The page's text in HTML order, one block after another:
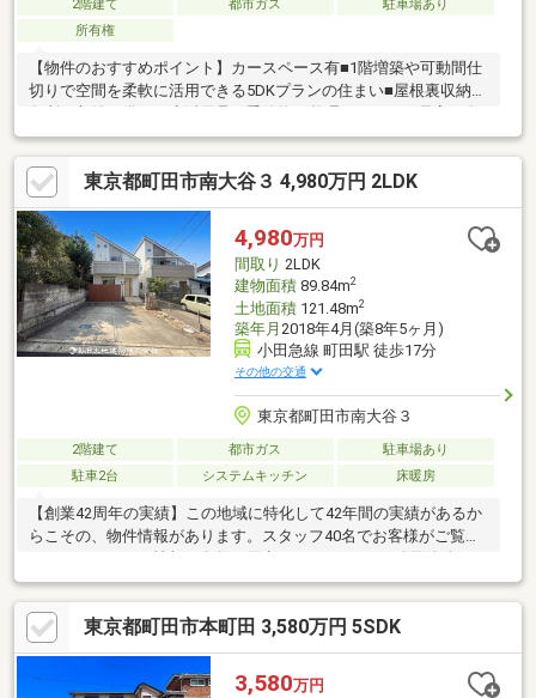
2階建て 都市ガス
駐車場あり
所有権
【物件のおすすめポイント】カースペース有■1階増築や可動間仕
切りで空間を柔軟に活用できる5DKプランの住まい■屋根裏収納や
効に使える設計■庭は駐車スペースの奥に位置し、外部からの視
線が届きにくいプライバシー性の高い空間【周辺環境のおすすめ
ポイント】■小田急線「町田」駅バス14分「上横町」停徒歩2分、
都心方面への通勤通学にも対応しやすい住環境■忠生第三小学
校：徒歩5分■境川幼稚園：徒歩5分■デイリーヤマザキ 境川店：徒
歩５分■sanwa木曽店：徒歩10分お気軽にお問い合わせくださ
い！
東京都町田市南大谷３ 4,980万円 2LDK
4,980万円
間取り 2LDK
建物面積89.84m2
土地面積121.48m2
築年月 2018年4月(築8年5ヶ月)
小田急線 町田駅 徒歩17分
その他の交通
東京都町田市南大谷３
2階建て 都市ガス
駐車場あり
駐車2台
システムキッチン 床暖房
【創業42周年の実績】この地域に特化して42年間の実績があるか
らこその、物件情報があります。スタッフ40名でお客様がご覧に
使いたくない※現在、他のローンを組んでいるけど大丈夫かな等
お気軽に下記までご連絡ください。☆フリーダイヤル：0120-23-
7413お住まい探しは朝日土地建物(株)営業3課にお任せください！
インターネット、チラシなどに掲載できない物件も多数ございま
東京都町田市本町田 3,580万円 5SDK
3,580万円